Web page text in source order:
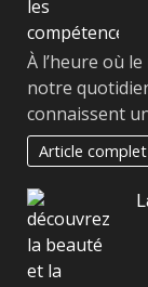
À l’heure où
notre
connaissent
Article complet